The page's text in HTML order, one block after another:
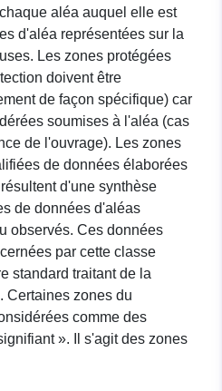
aléa auquel elle est
d'aléa représentées sur la
Les zones protégées
doivent être
de façon spécifique) car
soumises à l'aléa (cas
de l'ouvrage). Les zones
de données élaborées
d'une synthèse
de données d'aléas
observés. Ces données
par cette classe
standard traitant de la
Certaines zones du
comme des
». Il s'agit des zones